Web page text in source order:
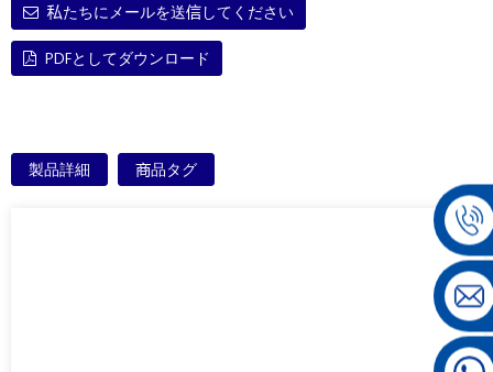
私たちにメールを送信してください
PDFとしてダウンロード
製品詳細 商品タグ